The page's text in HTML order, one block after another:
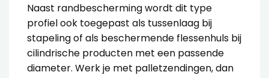
Naast randbescherming wordt dit type
profiel ook toegepast als tussenlaag bij
stapeling of als beschermende flessenhuls bij
cilindrische producten met een passende
diameter. Werk je met palletzendingen, dan